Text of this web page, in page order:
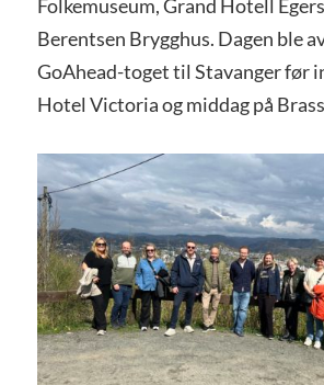
Folkemuseum, Grand Hotell
Berentsen Brygghus. Dagen ble
GoAhead-toget til Stavanger før
Hotel Victoria og middag på